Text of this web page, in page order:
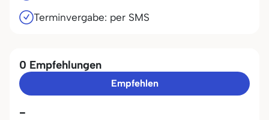
Terminvergabe: per SMS
0 Empfehlungen
Empfehlen
-